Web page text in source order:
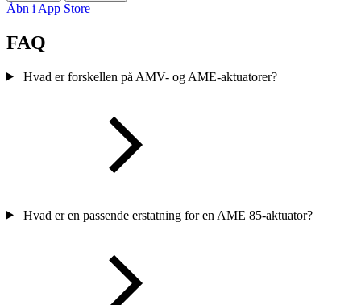
Åbn i App Store
FAQ
Hvad er forskellen på AMV- og AME-aktuatorer?
Hvad er en passende erstatning for en AME 85-aktuator?